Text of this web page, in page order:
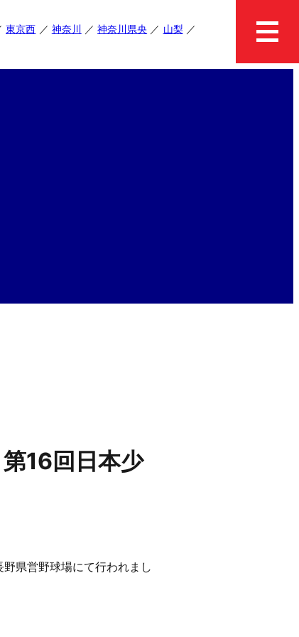
東京西 神奈川 神奈川県央
山梨
16回日本少
県営野球場にて行われまし